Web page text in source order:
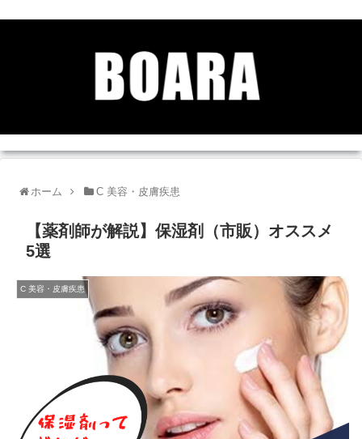
ホーム C 美容・皮膚疾患
【薬剤師が解説】保湿剤（市販）オススメ
5選
C 美容・皮膚疾患